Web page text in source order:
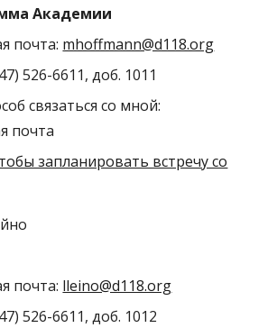
Академии
почта: mhoffmann@d118.org
526-6611, доб. 101 1
связаться со мной:
почта
запланировать встречу со
почта: lleino@d118.org
526-6611, доб. 1012